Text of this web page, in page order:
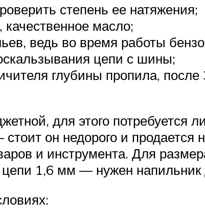
степень ее натяжения;
масло;
ведь во время работы
цепи с шины;
глубины пропила,
для этого потребуется
он недорого и продается
и инструмента. Для
1,6 мм — нужен